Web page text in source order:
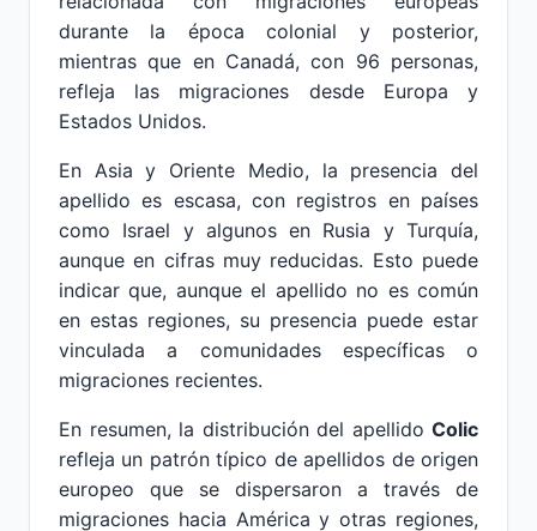
durante la época colonial y posterior,
mientras que en Canadá, con 96 personas,
refleja las migraciones desde Europa y
Estados Unidos.
En Asia y Oriente Medio, la presencia del
apellido es escasa, con registros en países
como Israel y algunos en Rusia y Turquía,
aunque en cifras muy reducidas. Esto puede
indicar que, aunque el apellido no es común
en estas regiones, su presencia puede estar
vinculada a comunidades específicas o
migraciones recientes.
En resumen, la distribución del apellido Colic
refleja un patrón típico de apellidos de origen
europeo que se dispersaron a través de
migraciones hacia América y otras regiones,